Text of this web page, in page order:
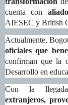
cuenta con
AIESEC y British
Actualmente,
oficiales que
confirman que la
Desarrollo en
Con la
extranjeros,